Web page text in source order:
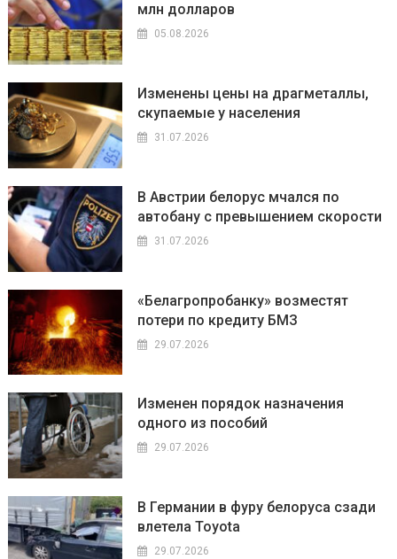
млн долларов
05.08.2026
Изменены цены на драгметаллы,
скупаемые у населения
31.07.2026
В Австрии белорус мчался по
автобану с превышением скорости
31.07.2026
«Белагропробанку» возместят
потери по кредиту БМЗ
29.07.2026
Изменен порядок назначения
одного из пособий
29.07.2026
В Германии в фуру белоруса сзади
влетела Toyota
29.07.2026